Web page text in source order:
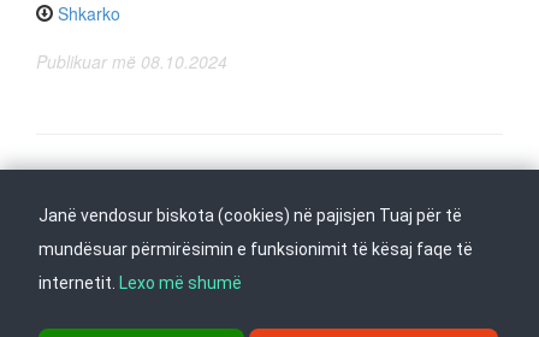
Shkarko
Publikuar më 08.10.2024
Kthehu në fillim Na ndiqni në
rr. Dame Gruev 14, Garazha në kate Beko, kati i 1-rë, 1000 Shkup, Tel:
Janë vendosur biskota (cookies) në pajisjen Tuaj për të
mundësuar përmirësimin e funksionimit të kësaj faqe të
internetit. Lexo më shumë